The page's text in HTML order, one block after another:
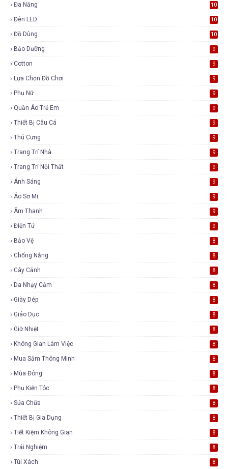
Đa Năng 10
Đèn LED 10
Đồ Dùng 10
Bảo Dưỡng 9
Cotton 9
Lựa Chọn Đồ Chơi 9
Phụ Nữ 9
Quần Áo Trẻ Em 9
Thiết Bị Câu Cá 9
Thú Cưng 9
Trang Trí Nhà 9
Trang Trí Nội Thất 9
Ánh Sáng 9
Áo Sơ Mi 9
Âm Thanh 9
Điện Tử 9
Bảo Vệ 8
Chống Nắng 8
Cây Cảnh 8
Da Nhạy Cảm 8
Giày Dép 8
Giáo Dục 8
Giữ Nhiệt 8
Không Gian Làm Việc 8
Mua Sắm Thông Minh 8
Mùa Đông 8
Phụ Kiện Tóc 8
Sửa Chữa 8
Thiết Bị Gia Dụng 8
Tiết Kiệm Không Gian 8
Trải Nghiệm 8
Túi Xách 8